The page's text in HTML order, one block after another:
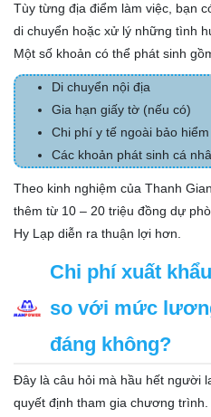
Tùy từng địa điểm làm việc, bạn
di chuyển hoặc xử lý những tình
Một số khoản có thể phát sinh
Di chuyển nội địa
Gia hạn giấy tờ (nếu có)
Chi phí y tế ngoài bảo hiểm
Các khoản phát sinh cá
Theo kinh nghiệm của Thanh
thêm từ 10 – 20 triệu đồng dự
Hy Lạp diễn ra thuận lợi hơn.
Chi phí xuất
so với mức
đáng không?
Đây là câu hỏi mà hầu hết người
quyết định tham gia chương